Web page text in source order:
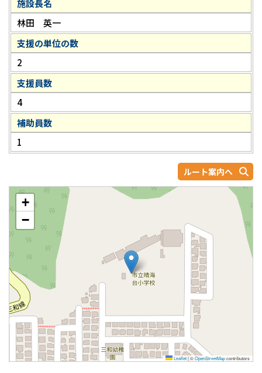
施設長名
林田 英一
支援の単位の数
2
支援員数
4
補助員数
1
ルート案内へ
+
−
Leaflet|©OpenStreetMapcontributors